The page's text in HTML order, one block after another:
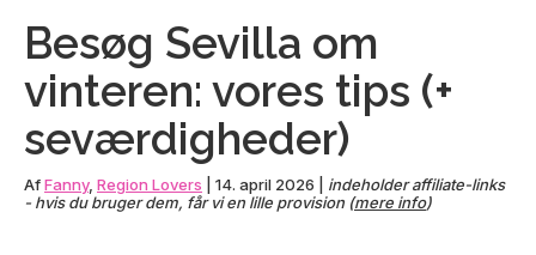
et
Manu
Besøg Sevilla om
vinteren: vores tips (+
seværdigheder)
AfFanny, Region Lovers 14. april 2026
indeholder affiliate-links
- hvis du bruger dem, får vi en lille provision (mere info)